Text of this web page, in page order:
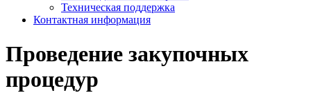
Техническая поддержка
Контактная информация
Проведение закупочных
процедур